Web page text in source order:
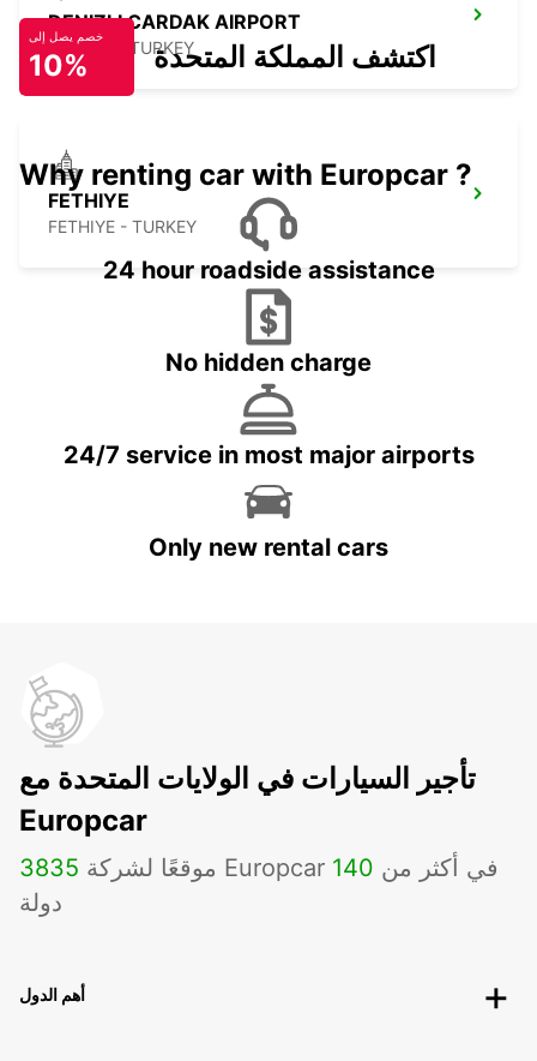
DENIZLI CARDAK AIRPORT
DENIZLI - TURKEY
FETHIYE
FETHIYE - TURKEY
خصم يصل إلى
10% اكتشف المملكة المتحدة
Why renting car with Europcar ?
24 hour roadside assistance
No hidden charge
24/7 service in most major airports
Only new rental cars
تأجير السيارات في الولايات المتحدة مع
Europcar
3835 موقعًا لشركة Europcar في أكثر من 140
دولة
أهم الدول